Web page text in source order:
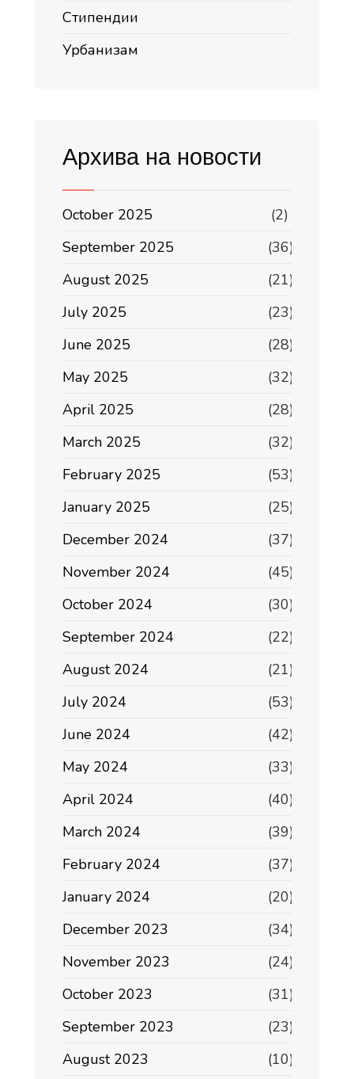
Стипендии
Урбанизам
Архива на новости
October 2025
(2)
September 2025
(36)
August 2025
(21)
July 2025
(23)
June 2025
(28)
May 2025
(32)
April 2025
(28)
March 2025
(32)
February 2025
(53)
January 2025
(25)
December 2024
(37)
November 2024
(45)
October 2024
(30)
September 2024
(22)
August 2024
(21)
July 2024
(53)
June 2024
(42)
May 2024
(33)
April 2024
(40)
March 2024
(39)
February 2024
(37)
January 2024
(20)
December 2023
(34)
November 2023
(24)
October 2023
(31)
September 2023
(23)
August 2023
(10)